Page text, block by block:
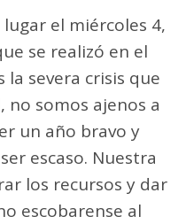
el miércoles 4,
se realizó en el
la severa crisis que
no somos ajenos a
un año bravo y
escaso. Nuestra
los recursos y dar
escobarense al